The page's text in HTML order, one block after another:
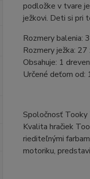
podložke v tvare
ježkovi. Deti si pri
Rozmery balenia:
Rozmery ježka:
Obsahuje: 1
Určené deťom od:
Spoločnosť Tooky
Kvalita hračiek
riediteľnými
motoriku,